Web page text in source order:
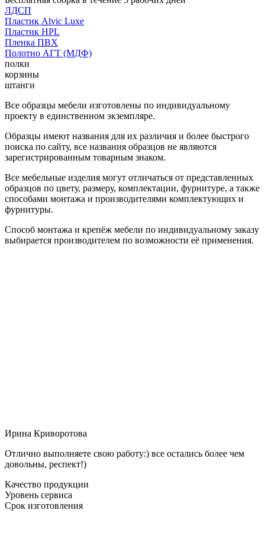
ЛДСП
Пластик Alvic Luxe
Пластик HPL
Пленка ПВХ
Полотно АГТ (МДФ)
полки
корзины
штанги
Все образцы мебели изготовлены по индивидуальному
проекту в единственном экземпляре.
Образцы имеют названия для их различия и более быстрого
поиска по сайту, все названия образцов не являются
зарегистрированным товарным знаком.
Все мебельные изделия могут отличаться от представленных
образцов по цвету, размеру, комплектации, фурнитуре, а также
способами монтажа и производителями комплектующих и
фурнитуры.
Способ монтажа и крепёж мебели по индивидуальному заказу
выбирается производителем по возможности её применения.
Ирина Криворотова
Отлично выполняете свою работу:) все остались более чем
довольны, респект!)
Качество продукции
Уровень сервиса
Срок изготовления